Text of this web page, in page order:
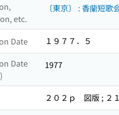
etc.
〔東京〕 : 香蘭短歌
Date
１９７７．５
Date
1977
２０２ｐ 図版 ; ２